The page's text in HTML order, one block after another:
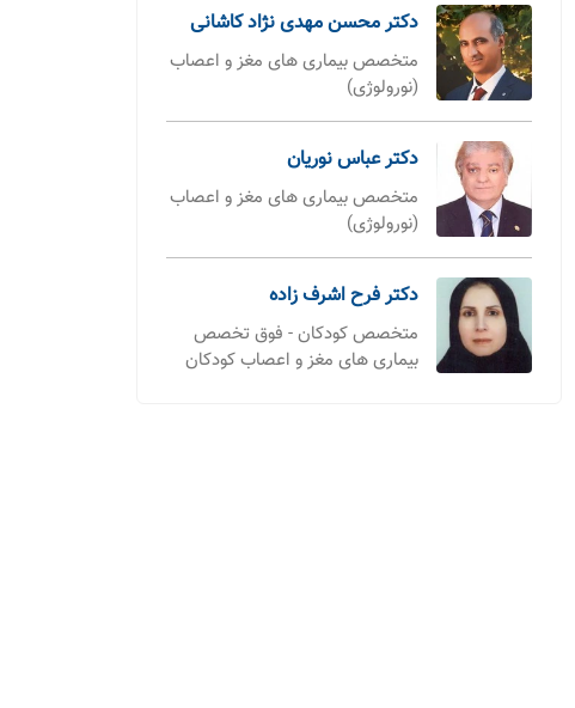
دکتر محسن مهدی نژاد کاشانی
متخصص بیماری های مغز و اعصاب
(نورولوژی)
دکتر عباس نوریان
متخصص بیماری های مغز و اعصاب
(نورولوژی)
دکتر فرح اشرف زاده
متخصص کودکان - فوق تخصص
بیماری های مغز و اعصاب کودکان